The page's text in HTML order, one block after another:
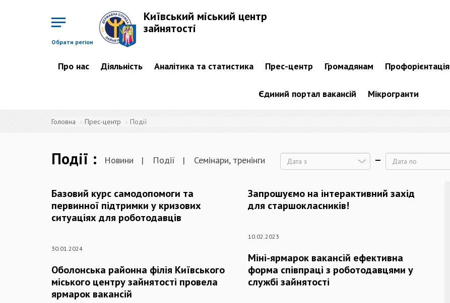
Обрати регіон
Київський міський центр
зайнятості
Про нас Діяльність Аналітика та статистика Прес-центр Громадянам Профорієнтація
Єдиний портал вакансій Мікрогранти
Головна Прес-центр Події
Події Новини Події Семінари, тренінги
Базовий курс самодопомоги та
первинної підтримки у кризових
ситуаціях для роботодавців
30.01.2024
Оболонська районна філія Київського
міського центру зайнятості провела
ярмарок вакансій
Запрошуємо на інтерактивний захід
для старшокласників!
10.02.2023
Міні-ярмарок вакансій ефективна
форма співпраці з роботодавцями у
службі зайнятості